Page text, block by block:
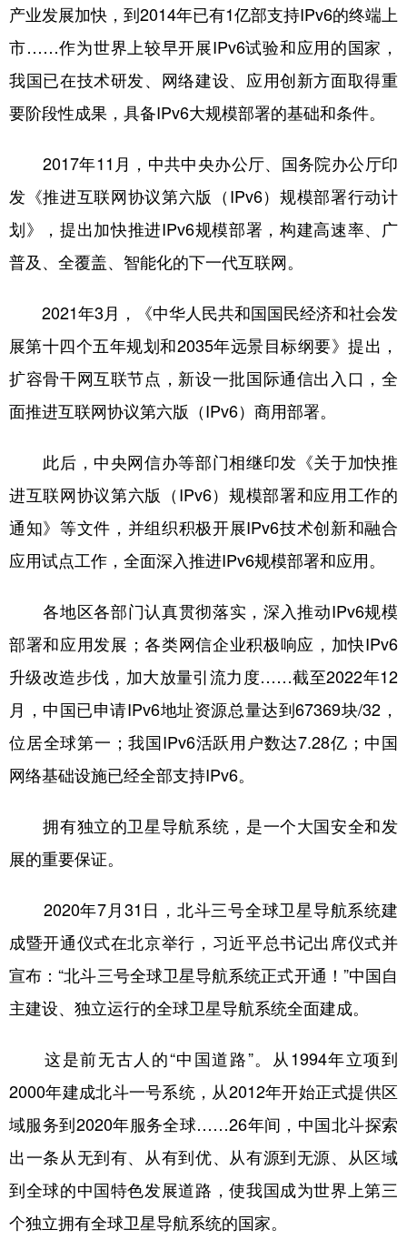
产业发展加快，到2014年已有1亿部支持IPv6的终端上
市……作为世界上较早开展IPv6试验和应用的国家，
我国已在技术研发、网络建设、应用创新方面取得重
要阶段性成果，具备IPv6大规模部署的基础和条件。
2017年11月，中共中央办公厅、国务院办公厅印
发《推进互联网协议第六版（IPv6）规模部署行动计
划》，提出加快推进IPv6规模部署，构建高速率、广
普及、全覆盖、智能化的下一代互联网。
2021年3月，《中华人民共和国国民经济和社会发
展第十四个五年规划和2035年远景目标纲要》提出，
扩容骨干网互联节点，新设一批国际通信出入口，全
面推进互联网协议第六版（IPv6）商用部署。
此后，中央网信办等部门相继印发《关于加快推
进互联网协议第六版（IPv6）规模部署和应用工作的
通知》等文件，并组织积极开展IPv6技术创新和融合
应用试点工作，全面深入推进IPv6规模部署和应用。
各地区各部门认真贯彻落实，深入推动IPv6规模
部署和应用发展；各类网信企业积极响应，加快IPv6
升级改造步伐，加大放量引流力度……截至2022年12
月，中国已申请IPv6地址资源总量达到67369块/32，
位居全球第一；我国IPv6活跃用户数达7.28亿；中国
网络基础设施已经全部支持IPv6。
拥有独立的卫星导航系统，是一个大国安全和发
展的重要保证。
2020年7月31日，北斗三号全球卫星导航系统建
成暨开通仪式在北京举行，习近平总书记出席仪式并
宣布：“北斗三号全球卫星导航系统正式开通！”中国自
主建设、独立运行的全球卫星导航系统全面建成。
这是前无古人的“中国道路”。从1994年立项到
2000年建成北斗一号系统，从2012年开始正式提供区
域服务到2020年服务全球……26年间，中国北斗探索
出一条从无到有、从有到优、从有源到无源、从区域
到全球的中国特色发展道路，使我国成为世界上第三
个独立拥有全球卫星导航系统的国家。